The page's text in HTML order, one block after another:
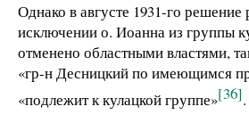
Однако в августе 1931-го решение
исключении о. Иоанна из группы
отменено областными властями,
«гр-н Десницкий по имеющимся
«подлежит к кулацкой группе»[36].